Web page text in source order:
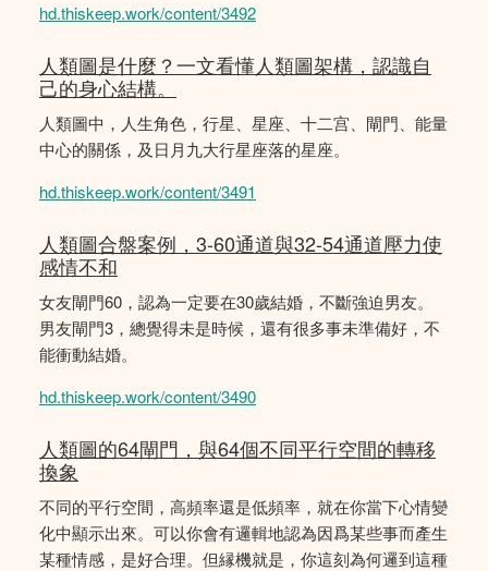
hd.thiskeep.work/content/3492
人類圖是什麼？一文看懂人類圖架構，認識自
己的身心結構。
人類圖中，人生角色，行星、星座、十二宫、閘門、能量
中心的關係，及日月九大行星座落的星座。
hd.thiskeep.work/content/3491
人類圖合盤案例，3-60通道與32-54通道壓力使
感情不和
女友閘門60，認為一定要在30歲結婚，不斷強迫男友。
男友閘門3，總覺得未是時候，還有很多事未準備好，不
能衝動結婚。
hd.thiskeep.work/content/3490
人類圖的64閘門，與64個不同平行空間的轉移
換象
不同的平行空間，高頻率還是低頻率，就在你當下心情變
化中顯示出來。可以你會有邏輯地認為因爲某些事而產生
某種情感，是好合理。但縁機就是，你這刻為何邏到這種